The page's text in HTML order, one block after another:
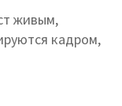
живым,
кадром,